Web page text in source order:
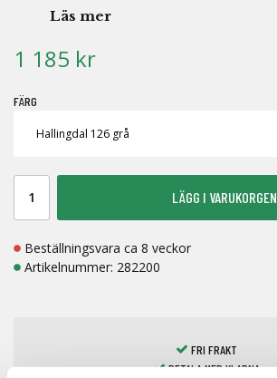
Läs mer
1 185 kr
FÄRG
LÄGG I VARUKORGEN
Beställningsvara ca 8 veckor
Artikelnummer: 282200
FRI FRAKT
BETALA MED KLARNA